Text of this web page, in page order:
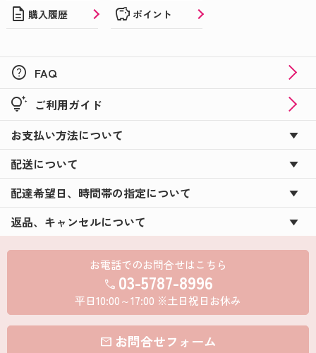
description 購入履歴 savings ポイント
help FAQ
tips_and_updates ご利用ガイド
お支払い方法について
配送について
配達希望日、時間帯の指定について
返品、キャンセルについて
お電話でのお問合せはこちら
call 03-5787-8996
平日10:00～17:00 ※土日祝日お休み
mail お問合せフォーム